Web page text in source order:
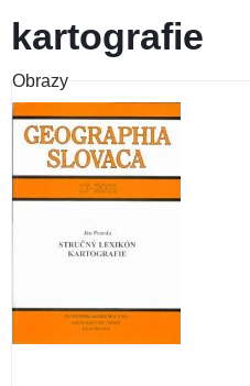
kartografie
Obrazy